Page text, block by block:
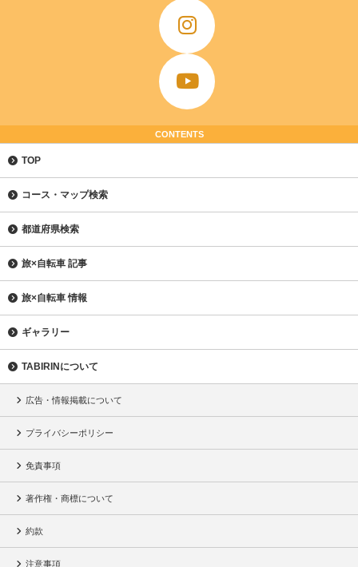
CONTENTS
TOP
コース・マップ検索
都道府県検索
旅×自転車 記事
旅×自転車 情報
ギャラリー
TABIRINについて
広告・情報掲載について
プライバシーポリシー
免責事項
著作権・商標について
約款
注意事項